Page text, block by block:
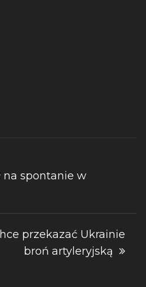
na spontanie w
przekazać Ukrainie
broń artyleryjską